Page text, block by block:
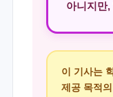
아니지만
이 기사는
제공 목적